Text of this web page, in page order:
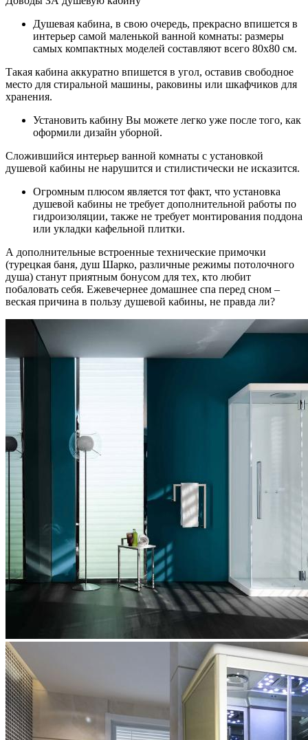
Душевая кабина, в свою очередь, прекрасно впишется в
интерьер самой маленькой ванной комнаты: размеры
самых компактных моделей составляют всего 80х80 см.
Такая кабина аккуратно впишется в угол, оставив свободное
место для стиральной машины, раковины или шкафчиков для
хранения.
Установить кабину Вы можете легко уже после того, как
оформили дизайн уборной.
Сложившийся интерьер ванной комнаты с установкой
душевой кабины не нарушится и стилистически не исказится.
Огромным плюсом является тот факт, что установка
душевой кабины не требует дополнительной работы по
гидроизоляции, также не требует монтирования поддона
или укладки кафельной плитки.
А дополнительные встроенные технические примочки
(турецкая баня, душ Шарко, различные режимы потолочного
душа) станут приятным бонусом для тех, кто любит
побаловать себя. Ежевечернее домашнее спа перед сном –
веская причина в пользу душевой кабины, не правда ли?